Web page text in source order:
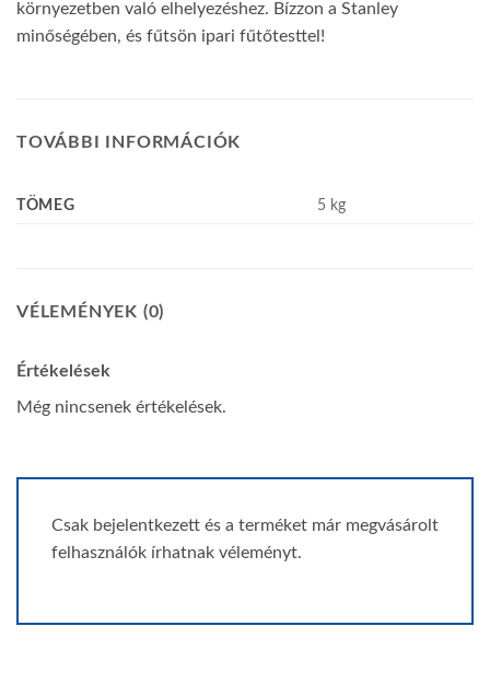
környezetben való elhelyezéshez. Bízzon a Stanley
minőségében, és fűtsön ipari fűtőtesttel!
TOVÁBBI INFORMÁCIÓK
TÖMEG 5 kg
VÉLEMÉNYEK (0)
Értékelések
Még nincsenek értékelések.
Csak bejelentkezett és a terméket már megvásárolt
felhasználók írhatnak véleményt.